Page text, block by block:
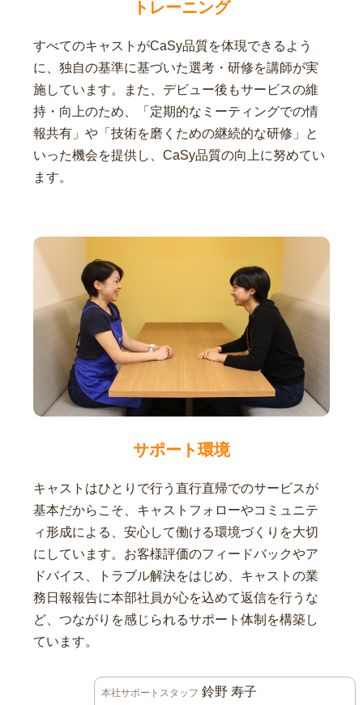
トレーニング
すべてのキャストがCaSy品質を体現できるよう
に、独自の基準に基づいた選考・研修を講師が実
施しています。また、デビュー後もサービスの維
持・向上のため、「定期的なミーティングでの情
報共有」や「技術を磨くための継続的な研修」と
いった機会を提供し、CaSy品質の向上に努めてい
ます。
サポート環境
キャストはひとりで行う直行直帰でのサービスが
基本だからこそ、キャストフォローやコミュニテ
ィ形成による、安心して働ける環境づくりを大切
にしています。お客様評価のフィードバックやア
ドバイス、トラブル解決をはじめ、キャストの業
務日報報告に本部社員が心を込めて返信を行うな
ど、つながりを感じられるサポート体制を構築し
ています。
本社サポートスタッフ 鈴野 寿子